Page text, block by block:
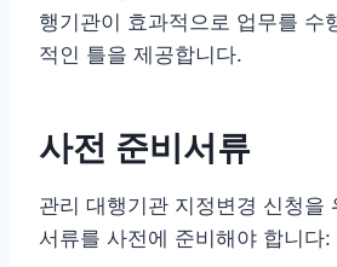
행기관이 효과적으로 업무를 수
적인 틀을 제공합니다.
사전 준비서류
관리 대행기관 지정변경 신청을
서류를 사전에 준비해야 합니다: